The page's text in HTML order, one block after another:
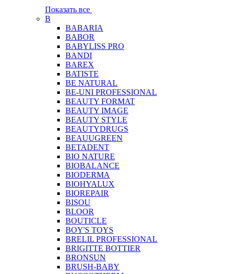
Показать все
B
BABARIA
BABOR
BABYLISS PRO
BANDI
BAREX
BATISTE
BE NATURAL
BE-UNI PROFESSIONAL
BEAUTY FORMAT
BEAUTY IMAGE
BEAUTY STYLE
BEAUTYDRUGS
BEAUUGREEN
BETADENT
BIO NATURE
BIOBALANCE
BIODERMA
BIOHYALUX
BIOREPAIR
BISOU
BLOOR
BOUTICLE
BOY'S TOYS
BRELIL PROFESSIONAL
BRIGITTE BOTTIER
BRONSUN
BRUSH-BABY